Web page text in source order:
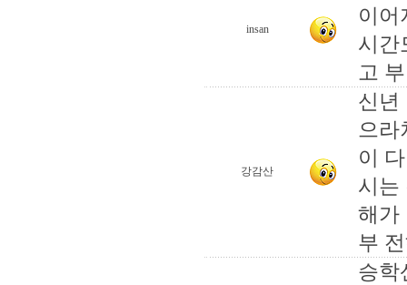
insan
이
시간
고
강감산
신년
으
이
시는
해가
부
승학